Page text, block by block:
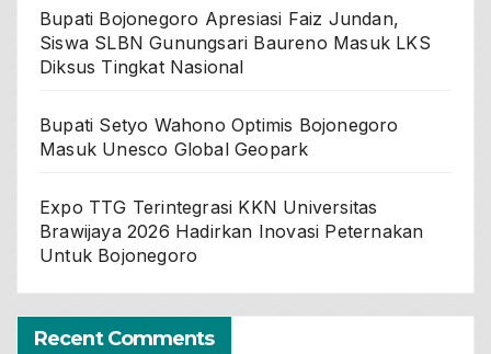
Bupati Bojonegoro Apresiasi Faiz Jundan,
Siswa SLBN Gunungsari Baureno Masuk LKS
Diksus Tingkat Nasional
Bupati Setyo Wahono Optimis Bojonegoro
Masuk Unesco Global Geopark
Expo TTG Terintegrasi KKN Universitas
Brawijaya 2026 Hadirkan Inovasi Peternakan
Untuk Bojonegoro
Recent Comments